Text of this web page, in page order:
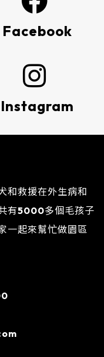
Facebook
Instagram
和救援在外生病和
有5000多個毛孩子
一起來幫忙做園區